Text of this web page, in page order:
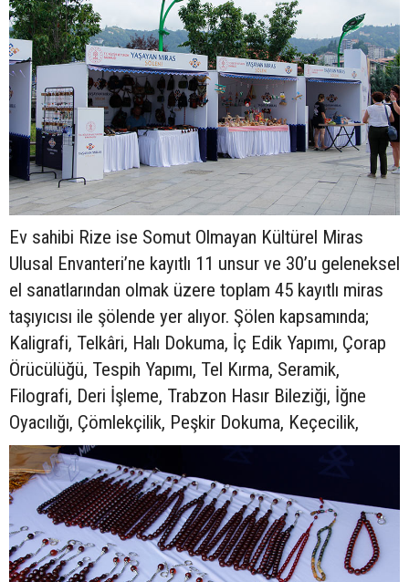
Ev sahibi Rize ise Somut Olmayan Kültürel Miras
Ulusal Envanteri’ne kayıtlı 11 unsur ve 30’u geleneksel
el sanatlarından olmak üzere toplam 45 kayıtlı miras
taşıyıcısı ile şölende yer alıyor. Şölen kapsamında;
Kaligrafi, Telkâri, Halı Dokuma, İç Edik Yapımı, Çorap
Örücülüğü, Tespih Yapımı, Tel Kırma, Seramik,
Filografi, Deri İşleme, Trabzon Hasır Bileziği, İğne
Oyacılığı, Çömlekçilik, Peşkir Dokuma, Keçecilik,